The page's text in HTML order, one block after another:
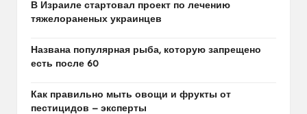
В Израиле стартовал проект по лечению
тяжелораненых украинцев
Названа популярная рыба, которую запрещено
есть после 60
Как правильно мыть овощи и фрукты от
пестицидов — эксперты